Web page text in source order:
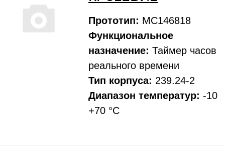
Прототип: MC146818
Функциональное
назначение: Таймер часов
реального времени
Тип корпуса: 239.24-2
Диапазон температур: -10
+70 °C